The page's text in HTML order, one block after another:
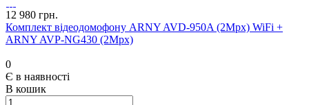
12 980 грн.
Комплект відеодомофону ARNY AVD-950A (2Mpx) WiFi +
ARNY AVP-NG430 (2Mpx)
0
Є в наявності
В кошик